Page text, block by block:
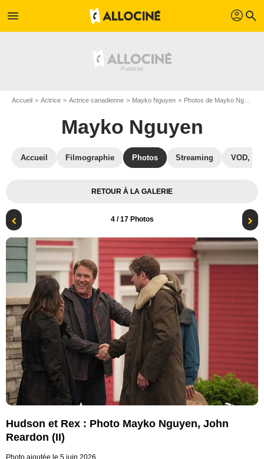
menu profil search
Accueil Actrice Actrice canadienne Mayko Nguyen Photos de Mayko Nguyen
Mayko Nguyen
Accueil Filmographie Photos Streaming VOD,
RETOUR À LA GALERIE
4/ 17 Photos
Hudson et Rex : Photo Mayko Nguyen, John
Reardon (II)